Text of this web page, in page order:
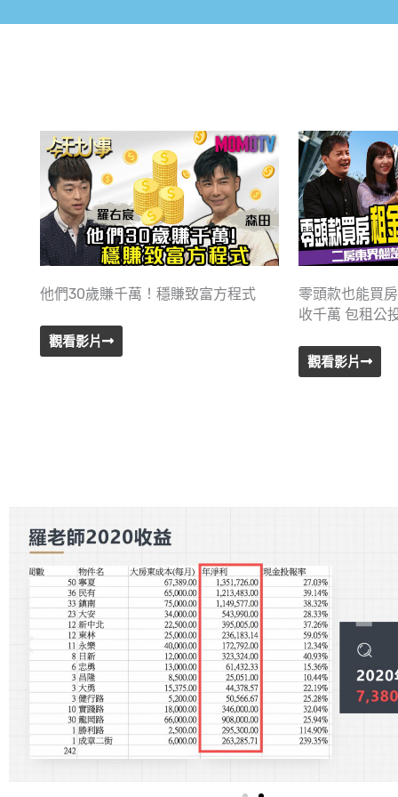
他們30歲賺千萬！穩賺致富方程式
觀看影片
零頭款也能買
收千萬 包租公
觀看影片